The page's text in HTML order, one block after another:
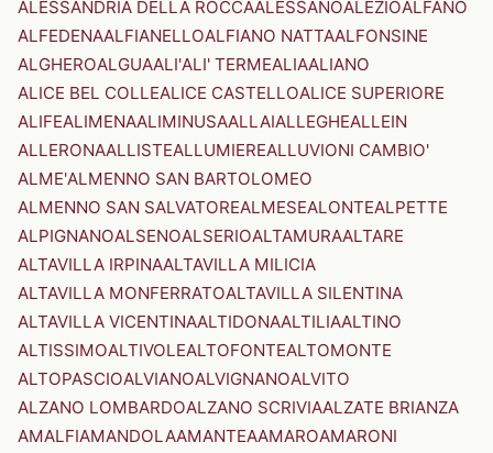
ALESSANDRIA DELLA ROCCAALESSANOALEZIOALFANO
ALFEDENAALFIANELLOALFIANO NATTAALFONSINE
ALGHEROALGUAALI'ALI' TERMEALIAALIANO
ALICE BEL COLLEALICE CASTELLOALICE SUPERIORE
ALIFEALIMENAALIMINUSAALLAIALLEGHEALLEIN
ALLERONAALLISTEALLUMIEREALLUVIONI CAMBIO'
ALME'ALMENNO SAN BARTOLOMEO
ALMENNO SAN SALVATOREALMESEALONTEALPETTE
ALPIGNANOALSENOALSERIOALTAMURAALTARE
ALTAVILLA IRPINAALTAVILLA MILICIA
ALTAVILLA MONFERRATOALTAVILLA SILENTINA
ALTAVILLA VICENTINAALTIDONAALTILIAALTINO
ALTISSIMOALTIVOLEALTOFONTEALTOMONTE
ALTOPASCIOALVIANOALVIGNANOALVITO
ALZANO LOMBARDOALZANO SCRIVIAALZATE BRIANZA
AMALFIAMANDOLAAMANTEAAMAROAMARONI